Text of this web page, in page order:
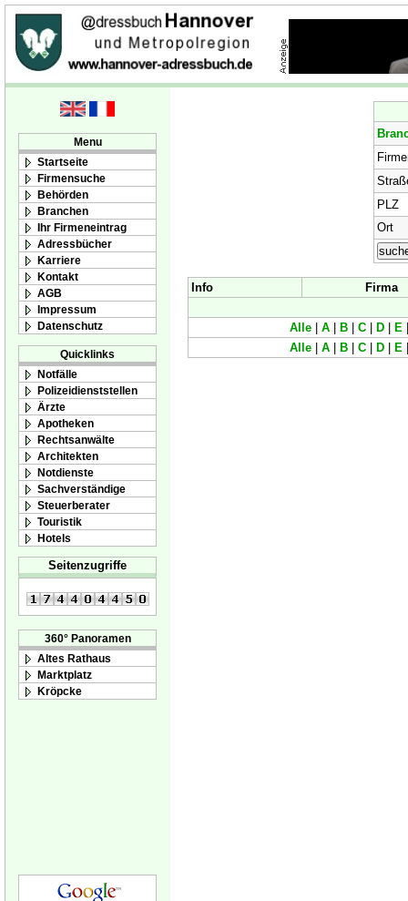
Menu
Startseite
Firmensuche
Behörden
Branchen
Ihr Firmeneintrag
Adressbücher
Karriere
Kontakt
AGB
Impressum
Datenschutz
Quicklinks
Notfälle
Polizeidienststellen
Ärzte
Apotheken
Rechtsanwälte
Architekten
Notdienste
Sachverständige
Steuerberater
Touristik
Hotels
Seitenzugriffe
360° Panoramen
Altes Rathaus
Marktplatz
Kröpcke
PLZ
Ort
Info Firma
Alle A B C D E
Alle
A B C D E